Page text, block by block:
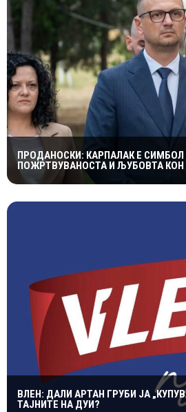
ПРОДАНОСКИ: КАРПАЛАК Е СИМБОЛ
ПОЖРТВУВАНОСТА И ЉУБОВТА КОН
ВЛЕН: ДАЛИ АРТАН ГРУБИ ЈА
ТАЈНИТЕ НА ДУИ?